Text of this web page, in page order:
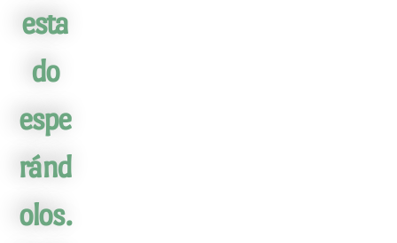
esta
do
espe
ránd
olos.